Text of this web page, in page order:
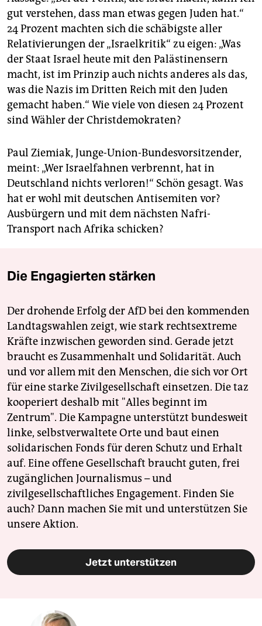
gut verstehen, dass man etwas gegen Juden hat.“
24 Prozent machten sich die schäbigste aller
Relativierungen der „Israelkritik“ zu eigen: „Was
der Staat Israel heute mit den Palästinensern
macht, ist im Prinzip auch nichts anderes als das,
was die Nazis im Dritten Reich mit den Juden
gemacht haben.“ Wie viele von diesen 24 Prozent
sind Wähler der Christdemokraten?
Paul Ziemiak, Junge-Union-Bundesvorsitzender,
meint: „Wer Israelfahnen verbrennt, hat in
Deutschland nichts verloren!“ Schön gesagt. Was
hat er wohl mit deutschen Antisemiten vor?
Ausbürgern und mit dem nächsten Nafri-
Transport nach Afrika schicken?
Die Engagierten stärken
Der drohende Erfolg der AfD bei den kommenden
Landtagswahlen zeigt, wie stark rechtsextreme
Kräfte inzwischen geworden sind. Gerade jetzt
braucht es Zusammenhalt und Solidarität. Auch
und vor allem mit den Menschen, die sich vor Ort
für eine starke Zivilgesellschaft einsetzen. Die taz
kooperiert deshalb mit "Alles beginnt im
Zentrum". Die Kampagne unterstützt bundesweit
linke, selbstverwaltete Orte und baut einen
solidarischen Fonds für deren Schutz und Erhalt
auf. Eine offene Gesellschaft braucht guten, frei
zugänglichen Journalismus – und
zivilgesellschaftliches Engagement. Finden Sie
auch? Dann machen Sie mit und unterstützen Sie
unsere Aktion.
Jetzt unterstützen